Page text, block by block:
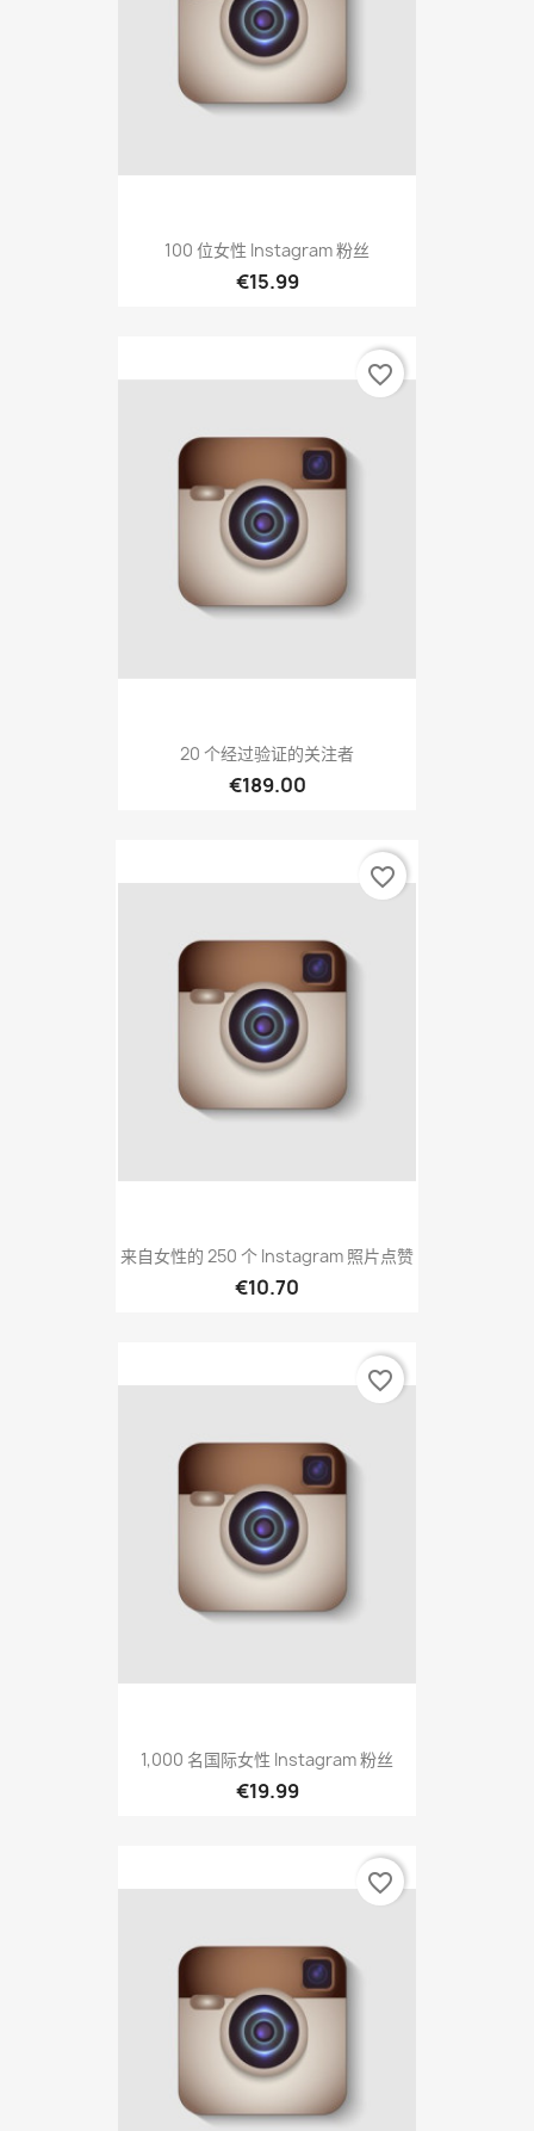
100 位女性 Instagram 粉丝
€15.99
20 个经过验证的关注者
€189.00
favorite_border
来自女性的 250 个 Instagram 照片点赞
€10.70
favorite_border
1,000 名国际女性 Instagram 粉丝
€19.99
favorite_border
favorite_border